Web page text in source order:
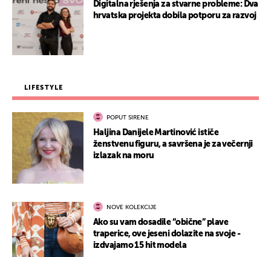
Digitalna rješenja za stvarne probleme: Dva
hrvatska projekta dobila potporu za razvoj
LIFESTYLE
POPUT SIRENE
Haljina Danijele Martinović ističe
ženstvenu figuru, a savršena je za večernji
izlazak na moru
NOVE KOLEKCIJE
Ako su vam dosadile “obične” plave
traperice, ove jeseni dolazite na svoje -
izdvajamo 15 hit modela